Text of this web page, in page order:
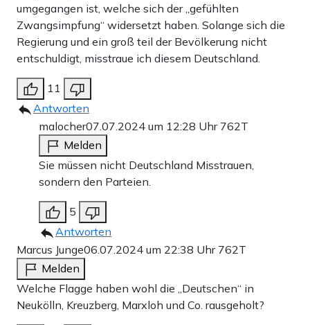
umgegangen ist, welche sich der „gefühlten
Zwangsimpfung“ widersetzt haben. Solange sich die
Regierung und ein groß teil der Bevölkerung nicht
entschuldigt, misstraue ich diesem Deutschland.
11
Antworten
malocher07.07.2024 um 12:28 Uhr 762T
Melden
Sie müssen nicht Deutschland Misstrauen,
sondern den Parteien.
5
Antworten
Marcus Junge06.07.2024 um 22:38 Uhr 762T
Melden
Welche Flagge haben wohl die „Deutschen“ in
Neukölln, Kreuzberg, Marxloh und Co. rausgeholt?